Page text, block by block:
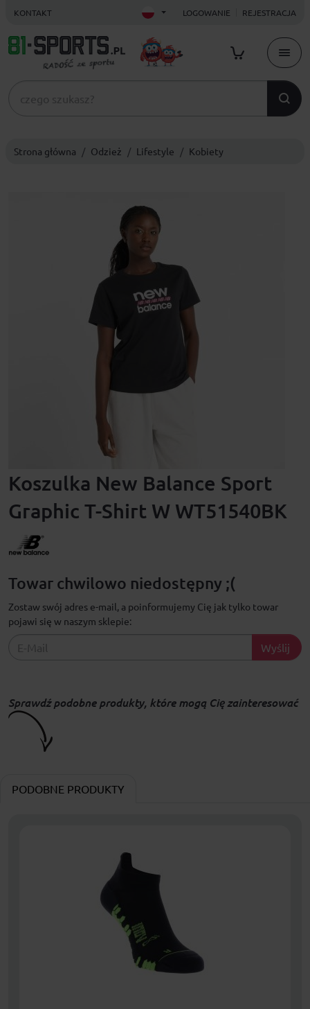
KONTAKT LOGOWANIE REJESTRACJA
Strona główna Odzież Lifestyle Kobiety
Koszulka New Balance Sport
Graphic T-Shirt W WT51540BK
Towar chwilowo niedostępny ;(
Zostaw swój adres e-mail, a poinformujemy Cię jak tylko towar
pojawi się w naszym sklepie:
Wyślij
Sprawdź podobne produkty, które mogą Cię zainteresować
PODOBNE PRODUKTY